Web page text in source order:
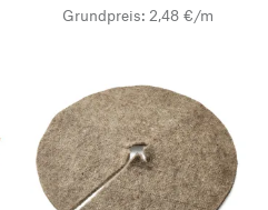
Grundpreis: 2,48 €/m